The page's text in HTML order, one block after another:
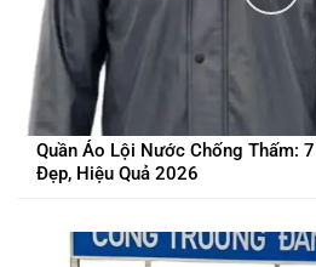
Quần Áo Lội Nước Chống Thấm:
Đẹp, Hiệu Quả 2026